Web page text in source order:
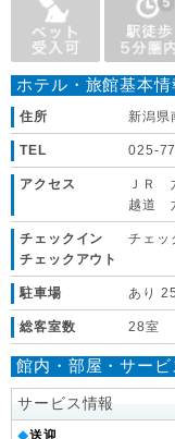
ホテル・旅館基本情
住所 新潟県
TEL 025-
アクセス
ＪＲ
越道
チェックイン
チェックアウト
チェッ
駐車場 あり
総客室数 28室
館内・部屋・サービ
サービス情報
◆送迎